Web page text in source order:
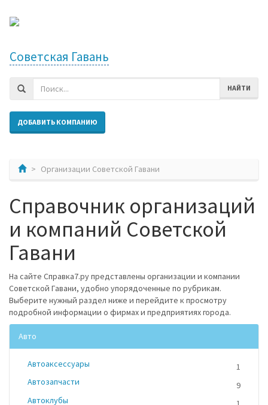
Советская Гавань
НАЙТИ
ДОБАВИТЬ КОМПАНИЮ
Организации Советской Гавани
Справочник организаций
и компаний Советской
Гавани
На сайте Справка7.ру представлены организации и компании
Советской Гавани, удобно упорядоченные по рубрикам.
Выберите нужный раздел ниже и перейдите к просмотру
подробной информации о фирмах и предприятиях города.
Авто
Автоаксессуары
1
Автозапчасти
9
Автоклубы